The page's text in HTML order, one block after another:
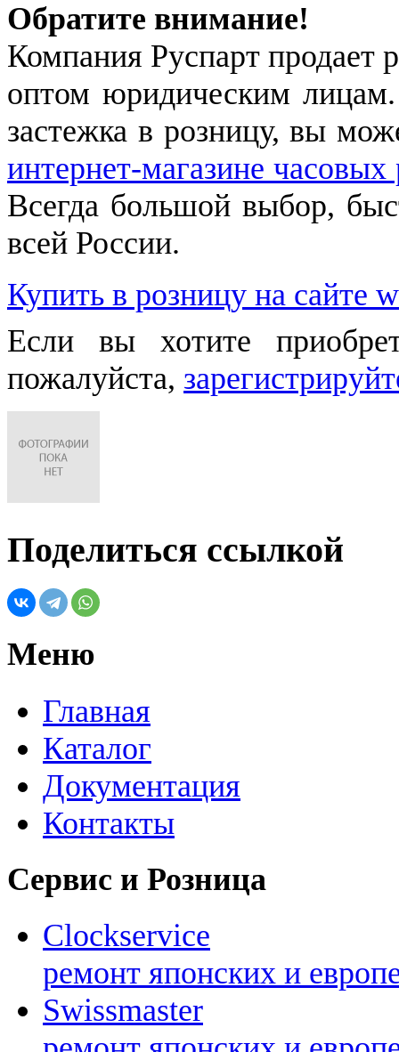
Обратите внимание!
Компания Руспарт продает
оптом юридическим
застежка в розницу, вы
интернет-магазине
Всегда большой выбор,
всей России.
Купить в розницу на сайте
Если вы хотите
пожалуйста,
Поделиться ссылкой
Меню
Главная
Каталог
Документация
Контакты
Сервис и Розница
Clockservice
ремонт японских и
Swissmaster